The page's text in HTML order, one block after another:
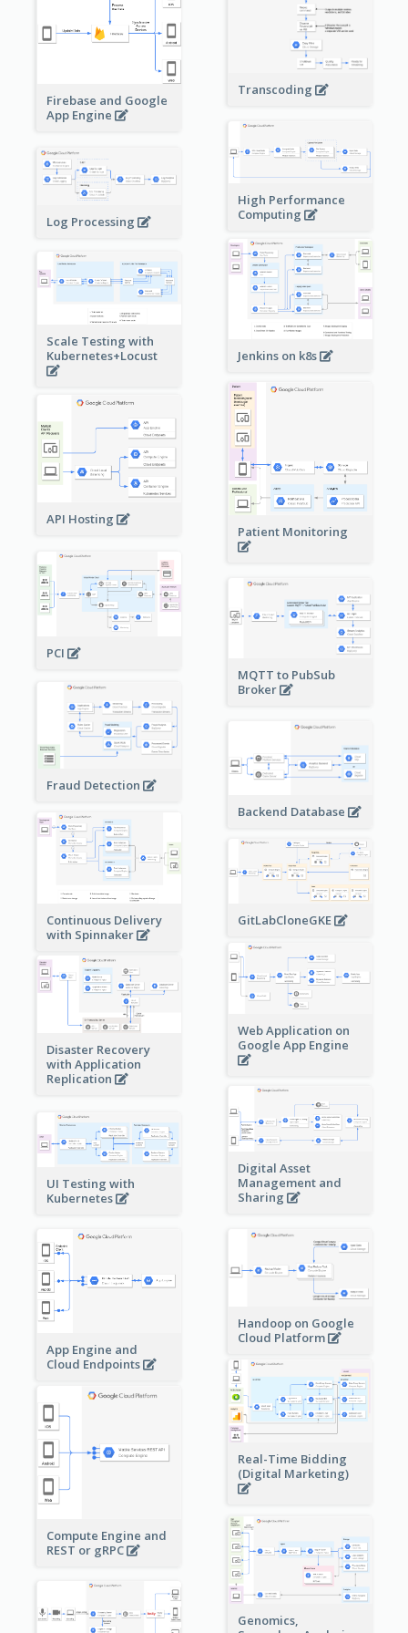
Firebase and Google
App Engine
Transcoding
High Performance
Computing
Log Processing
Jenkins on k8s
Scale Testing with
Kubernetes+Locust
Patient Monitoring
API Hosting
PCI
MQTT to PubSub
Broker
Fraud Detection
Backend Database
Continuous Delivery
with Spinnaker
GitLabCloneGKE
Web Application on
Google App Engine
Disaster Recovery
with Application
Replication
Digital Asset
Management and
Sharing
UI Testing with
Kubernetes
App Engine and
Cloud Endpoints
Handoop on Google
Cloud Platform
Real-Time Bidding
(Digital Marketing)
Compute Engine and
REST or gRPC
Genomics,